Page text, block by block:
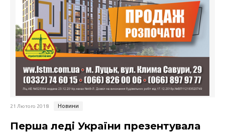
21 Лютого 2018 Новини
Перша леді України презентувала